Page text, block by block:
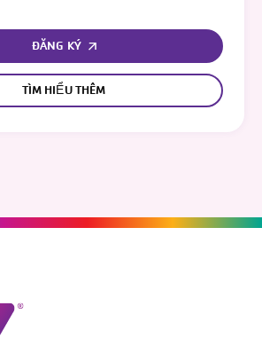
ĐĂNG KÝ
TÌM HIỂU THÊM